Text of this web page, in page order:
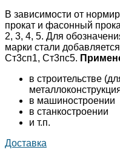
В зависимости от
прокат и фасонный
2, 3, 4, 5. Для
марки стали
Ст3сп1, Ст3пс5.
в строительстве
в машиностроении
в станкостроении
и т.п.
Доставка